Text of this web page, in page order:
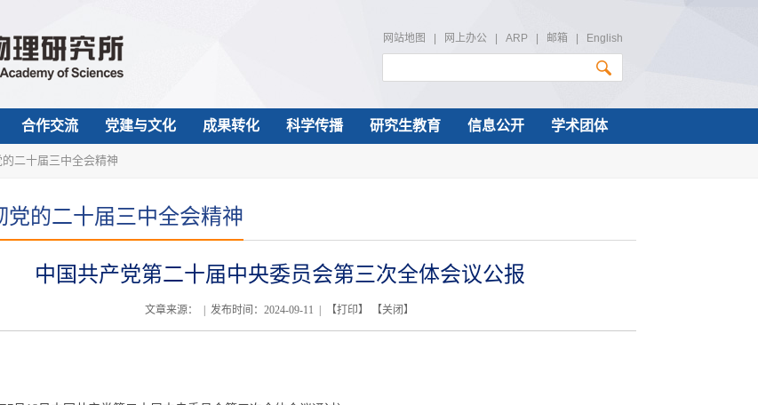
网站地图 网上办公| ARP| 邮箱 English
合作交流 党建与文化 成果转化 科学传播 研究生教育 信息公开 学术团体
二十届三中全会精神
党的二十届三中全会精神
中国共产党第二十届中央委员会第三次全体会议公报
文章来源： | 发布时间：2024-09-11 | 【打印】 【关闭 】